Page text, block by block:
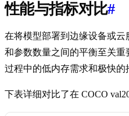
性能与指标对比#
在将模型部署到边缘设备或
和参数数量之间的平衡至关重
过程中的低内存需求和极快的
下表详细对比了在 COCO